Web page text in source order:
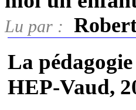
Lu par :
La
HEP-Vaud,